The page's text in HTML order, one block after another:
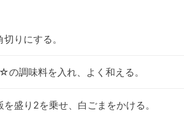
りにする。
の調味料を入れ、よく和える。
盛り2を乗せ、白ごまをかける。